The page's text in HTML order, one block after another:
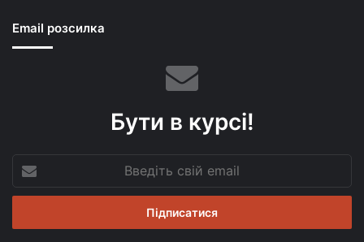
Email розсилка
Бути в курсі!
Введіть
свій
email